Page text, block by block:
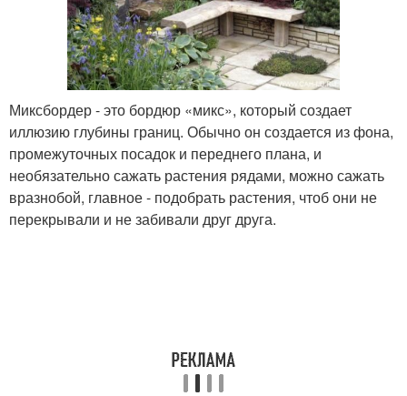
Миксбордер - это бордюр «микс», который создает
иллюзию глубины границ. Обычно он создается из фона,
промежуточных посадок и переднего плана, и
необязательно сажать растения рядами, можно сажать
вразнобой, главное - подобрать растения, чтоб они не
перекрывали и не забивали друг друга.